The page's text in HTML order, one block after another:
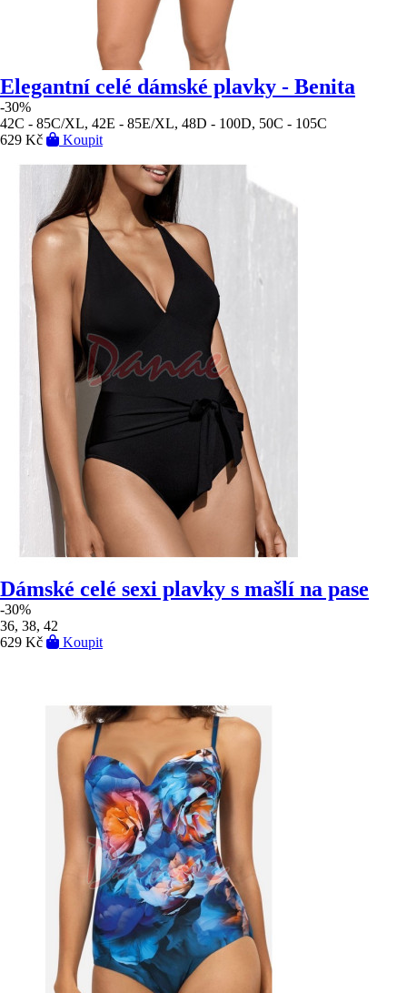
Elegantní celé dámské plavky - Benita
-30%
42C - 85C/XL, 42E - 85E/XL, 48D - 100D, 50C - 105C
629 Kč
Koupit
Dámské celé sexi plavky s mašlí na pase
-30%
36, 38, 42
629 Kč
Koupit